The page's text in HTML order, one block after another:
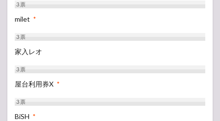
3票
milet *
3票
家入レオ
3票
屋台利用券X *
3票
BiSH *